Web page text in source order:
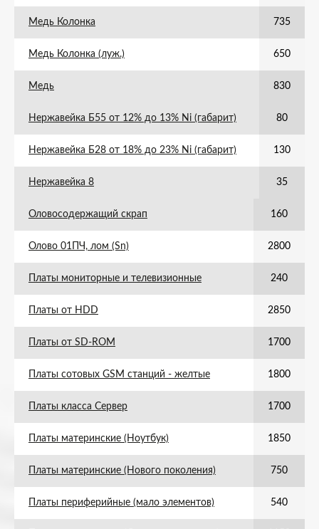
Медь Колонка 735
Медь Колонка (луж.) 650
Медь 830
Нержавейка Б55 от 12% до 13% Ni (габарит) 80
Нержавейка Б28 от 18% до 23% Ni (габарит) 130
Нержавейка 8 35
Оловосодержащий скрап 160
Олово 01ПЧ, лом (Sn) 2800
Платы мониторные и телевизионные 240
Платы от HDD 2850
Платы от SD-ROM 1700
Платы сотовых GSM станций - желтые 1800
Платы класса Сервер 1700
Платы материнские (Ноутбук) 1850
Платы материнские (Нового поколения) 750
Платы периферийные (мало элементов) 540